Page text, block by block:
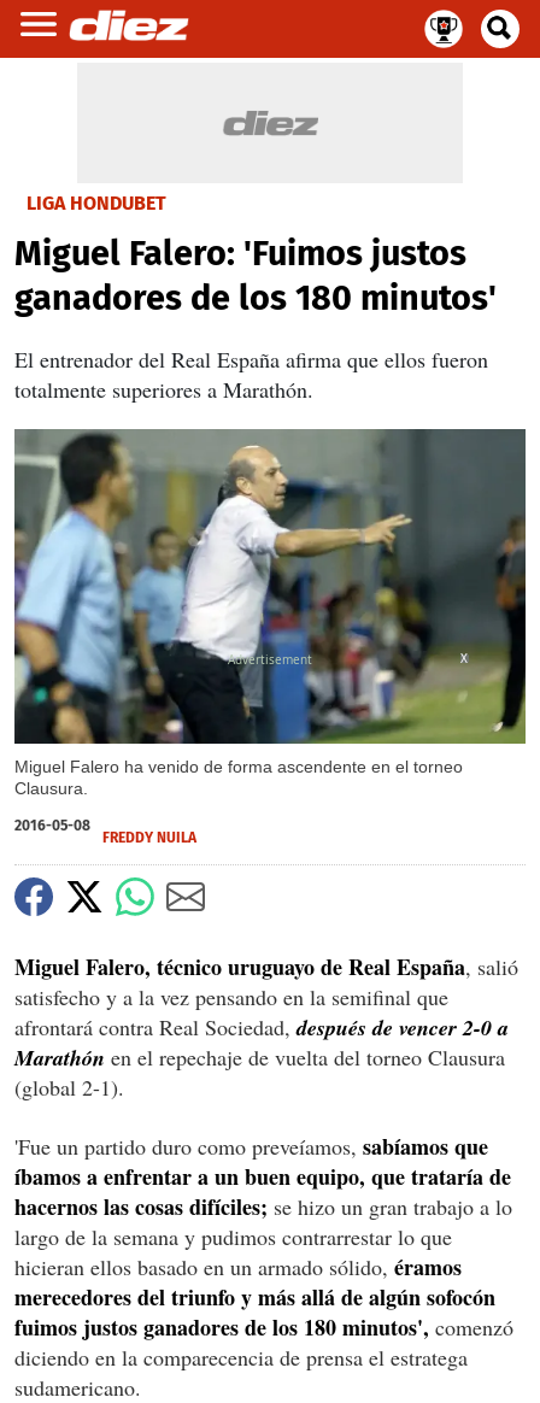
LIGA HONDUBET
Miguel Falero: 'Fuimos justos
ganadores de los 180 minutos'
El entrenador del Real España afirma que ellos fueron
totalmente superiores a Marathón.
Miguel Falero ha venido de forma ascendente en el torneo
Clausura.
X
2016-05-08
FREDDY NUILA
Miguel Falero, técnico uruguayo de Real España, salió
satisfecho y a la vez pensando en la semifinal que
afrontará contra Real Sociedad,después de vencer 2-0 a
Marathón en el repechaje de vuelta del torneo Clausura
(global 2-1).
'Fue un partido duro como preveíamos, sabíamos que
íbamos a enfrentar a un buen equipo, que trataría de
hacernos las cosas difíciles; se hizo un gran trabajo a lo
largo de la semana y pudimos contrarrestar lo que
hicieran ellos basado en un armado sólido, éramos
merecedores del triunfo y más allá de algún sofocón
fuimos justos ganadores de los 180 minutos', comenzó
diciendo en la comparecencia de prensa el estratega
sudamericano.